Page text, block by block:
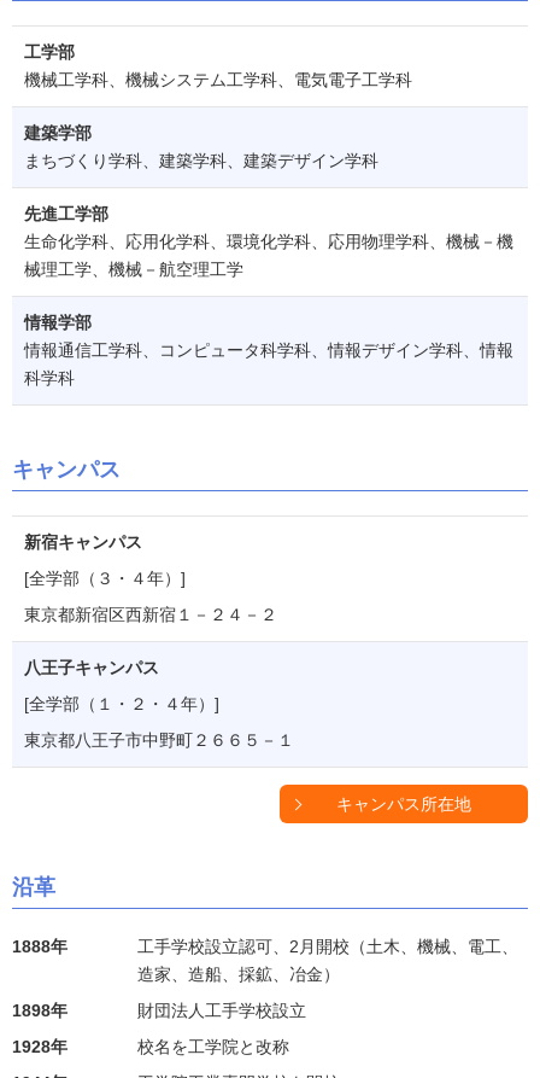
工学部
機械工学科、機械システム工学科、電気電子工学科
建築学部
まちづくり学科、建築学科、建築デザイン学科
先進工学部
生命化学科、応用化学科、環境化学科、応用物理学科、機械－機
械理工学、機械－航空理工学
情報学部
情報通信工学科、コンピュータ科学科、情報デザイン学科、情報
科学科
キャンパス
新宿キャンパス
[全学部（３・４年）]
東京都新宿区西新宿１－２４－２
八王子キャンパス
[全学部（１・２・４年）]
東京都八王子市中野町２６６５－１
キャンパス所在地
沿革
1888年
工手学校設立認可、2月開校（土木、機械、電工、
造家、造船、採鉱、冶金）
1898年
財団法人工手学校設立
1928年
校名を工学院と改称